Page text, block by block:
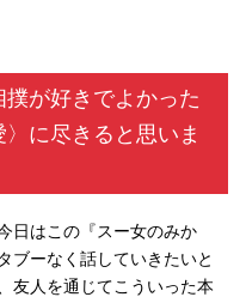
が好きでよかった
に尽きると思いま
日はこの『スー女のみか
ブーなく話していきたいと
友人を通じてこういった本